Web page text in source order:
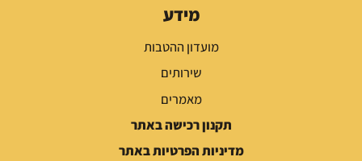
מידע
מועדון ההטבות
שירותים
מאמרים
תקנון רכישה באתר
מדיניות הפרטיות באתר